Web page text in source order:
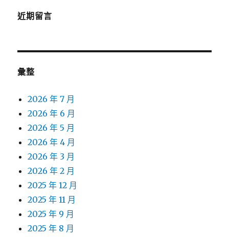
近期留言
彙整
2026 年 7 月
2026 年 6 月
2026 年 5 月
2026 年 4 月
2026 年 3 月
2026 年 2 月
2025 年 12 月
2025 年 11 月
2025 年 9 月
2025 年 8 月